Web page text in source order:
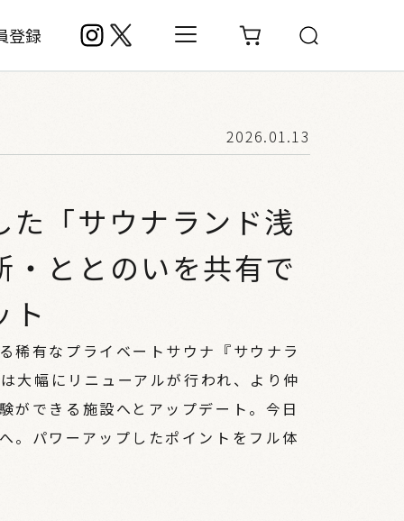
登録
2026.01.13
た「サウナランド浅
・ととのいを共有で
ト
稀有なプライベートサウナ『サウナラ
大幅にリニューアルが行われ、より仲
ができる施設へとアップデート。今日
。パワーアップしたポイントをフル体